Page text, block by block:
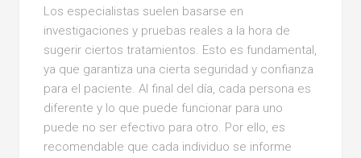
Los especialistas suelen basarse en
investigaciones y pruebas reales a la hora de
sugerir ciertos tratamientos. Esto es fundamental,
ya que garantiza una cierta seguridad y confianza
para el paciente. Al final del día, cada persona es
diferente y lo que puede funcionar para uno
puede no ser efectivo para otro. Por ello, es
recomendable que cada individuo se informe